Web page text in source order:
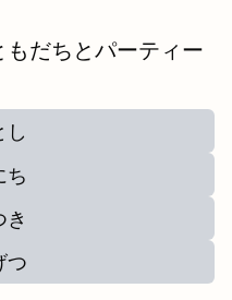
だちとパーティー
し
ち
き
つ